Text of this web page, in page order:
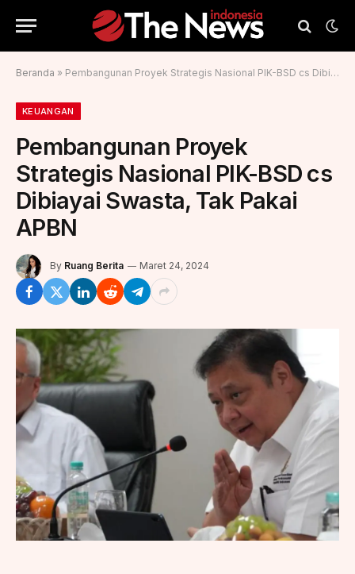
Beranda » Pembangunan Proyek Strategis Nasional PIK-BSD cs Dibiayai Swasta, Tak Pakai APBN
KEUANGAN
Pembangunan Proyek
Strategis Nasional PIK-BSD cs
Dibiayai Swasta, Tak Pakai
APBN
By Ruang Berita Maret 24, 2024